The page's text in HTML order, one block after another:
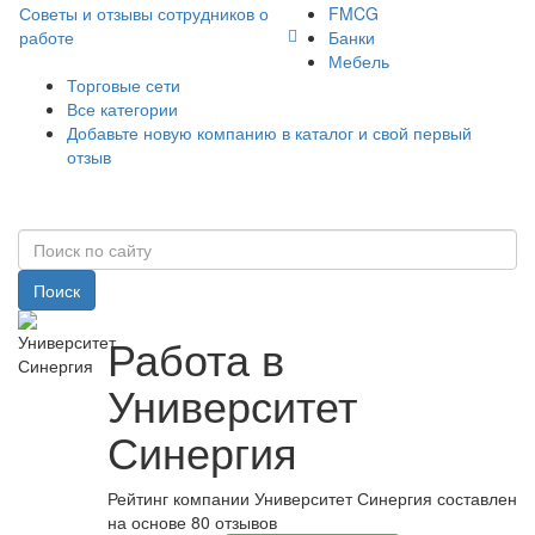
Советы и отзывы сотрудников о
работе
FMCG
Банки
Мебель
Торговые сети
Все категории
Добавьте новую компанию в каталог и свой первый
отзыв
Поиск
Работа в
Университет
Синергия
Рейтинг компании Университет Синергия составлен
на основе 80 отзывов